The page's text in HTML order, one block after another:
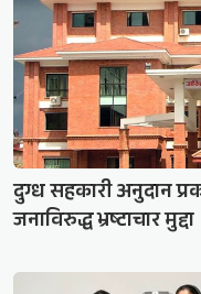
दुग्ध सहकारी अनुदान
जनाविरुद्ध भ्रष्टाचार मुद्दा